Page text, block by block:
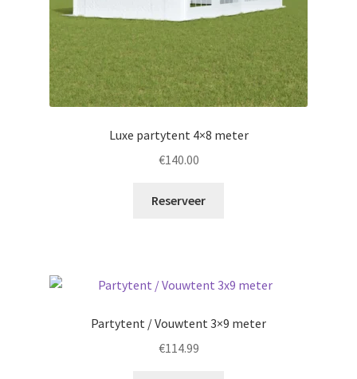
Luxe partytent 4×8 meter
€140.00
Reserveer
Partytent / Vouwtent 3×9 meter
€114.99